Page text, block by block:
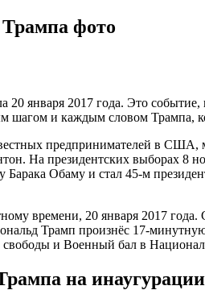
фото
20 января 2017 года. Это
шагом и каждым словом Трампа,
предпринимателей в США,
На президентских выборах 8
Барака Обаму и стал 45-м
времени, 20 января 2017
Трамп произнёс 17-
и Военный бал в
на инаугурации